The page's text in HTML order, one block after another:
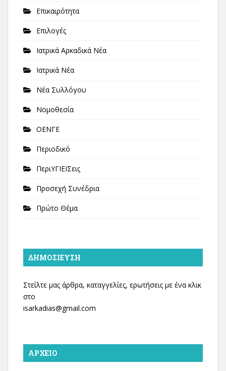
Επικαιρότητα
Επιλογές
Ιατρικά Αρκαδικά Νέα
Ιατρικά Νέα
Νέα Συλλόγου
Νομοθεσία
ΟΕΝΓΕ
Περιοδικό
ΠεριΥΓΙΕΙΣεις
Προσεχή Συνέδρια
Πρώτο Θέμα
ΔΗΜΟΣΊΕΥΣΗ
Στείλτε μας άρθρα, καταγγελίες, ερωτήσεις με ένα κλικ
στο
isarkadias@gmail.com
ΑΡΧΕΊΟ